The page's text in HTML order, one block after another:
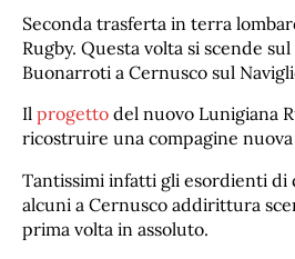
Seconda trasferta in terra
Rugby. Questa volta si scende
Buonarroti a Cernusco sul
Il progetto del nuovo Lunigiana
ricostruire una compagine
Tantissimi infatti gli esordienti di
alcuni a Cernusco addirittura
prima volta in assoluto.